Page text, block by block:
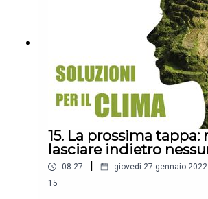
15. La prossima tappa:
lasciare indietro
08:27 giovedì 27 gennaio 2022
15